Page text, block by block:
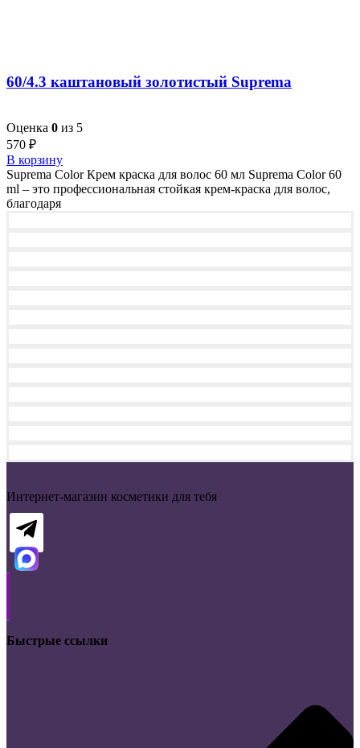
60/4.3 каштановый золотистый Suprema
Оценка 0 из 5
570 ₽
В корзину
Suprema Color Крем краска для волос 60 мл Suprema Color 60
ml – это профессиональная стойкая крем-краска для волос,
благодаря
Интернет-магазин косметики для тебя
Быстрые ссылки